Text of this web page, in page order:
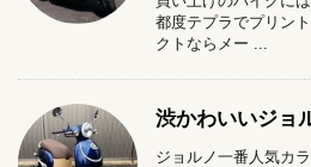
都度テプラでプリン
クトならメー ...
渋かわいいジョ
ジョルノ一番人気カ